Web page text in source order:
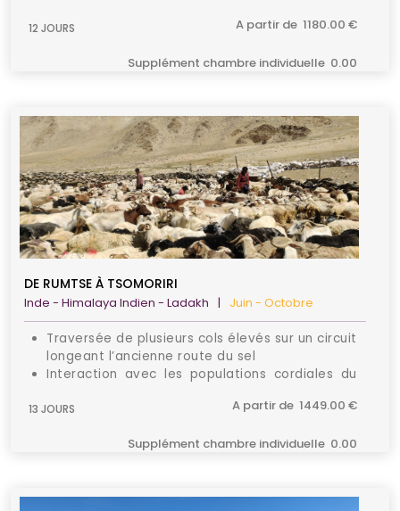
l'Indus
12 JOURS A partir de 1180.00 €
Supplément chambre individuelle 0.00
DE RUMTSE À TSOMORIRI
Inde - Himalaya Indien - Ladakh | Juin - Octobre
Traversée de plusieurs cols élevés sur un circuit
longeant l’ancienne route du sel
Interaction avec les populations cordiales du
Possibilité de voir une variété impressionnante
13 JOURS A partir de 1449.00 €
Supplément chambre individuelle 0.00